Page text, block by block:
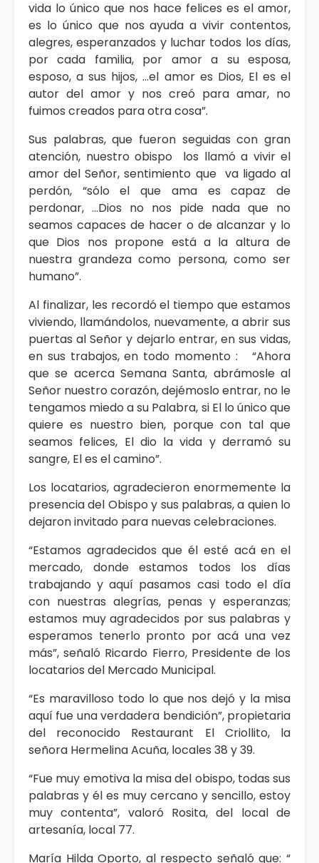
vida lo único que nos hace felices es el amor,
es lo único que nos ayuda a vivir contentos,
alegres, esperanzados y luchar todos los días,
por cada familia, por amor a su esposa,
esposo, a sus hijos, …el amor es Dios, El es el
autor del amor y nos creó para amar, no
fuimos creados para otra cosa”.
Sus palabras, que fueron seguidas con gran
atención, nuestro obispo los llamó a vivir el
amor del Señor, sentimiento que va ligado al
perdón, “sólo el que ama es capaz de
perdonar, …Dios no nos pide nada que no
seamos capaces de hacer o de alcanzar y lo
que Dios nos propone está a la altura de
nuestra grandeza como persona, como ser
humano”.
Al finalizar, les recordó el tiempo que estamos
viviendo, llamándolos, nuevamente, a abrir sus
puertas al Señor y dejarlo entrar, en sus vidas,
en sus trabajos, en todo momento : “Ahora
que se acerca Semana Santa, abrámosle al
Señor nuestro corazón, dejémoslo entrar, no le
tengamos miedo a su Palabra, si El lo único que
quiere es nuestro bien, porque con tal que
seamos felices, El dio la vida y derramó su
sangre, El es el camino”.
Los locatarios, agradecieron enormemente la
presencia del Obispo y sus palabras, a quien lo
dejaron invitado para nuevas celebraciones.
“Estamos agradecidos que él esté acá en el
mercado, donde estamos todos los días
trabajando y aquí pasamos casi todo el día
con nuestras alegrías, penas y esperanzas;
estamos muy agradecidos por sus palabras y
esperamos tenerlo pronto por acá una vez
más”, señaló Ricardo Fierro, Presidente de los
locatarios del Mercado Municipal.
“Es maravilloso todo lo que nos dejó y la misa
aquí fue una verdadera bendición”, propietaria
del reconocido Restaurant El Criollito, la
señora Hermelina Acuña, locales 38 y 39.
“Fue muy emotiva la misa del obispo, todas sus
palabras y él es muy cercano y sencillo, estoy
muy contenta”, valoró Rosita, del local de
artesanía, local 77.
María Hilda Oporto, al respecto señaló que: “